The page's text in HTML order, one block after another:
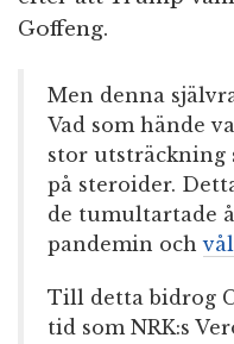
Goffeng.
Men denna
Vad som hände
stor utsträckning
på steroider.
de tumultartade
pandemin och
Till detta bidrog
tid som NRK:s